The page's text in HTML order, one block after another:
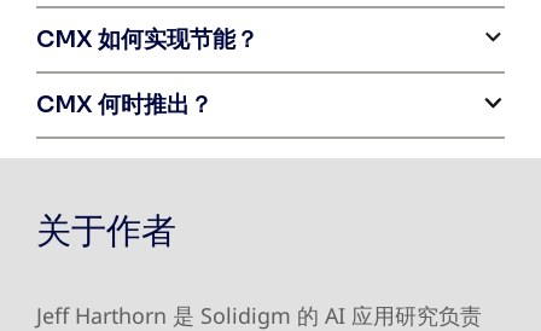
CMX 如何实现节能？
CMX 何时推出？
关于作者
Jeff Harthorn 是 Solidigm 的 AI 应用研究负责